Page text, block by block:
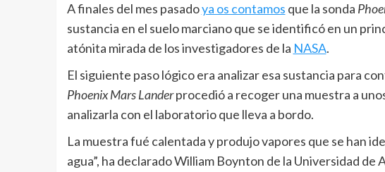
A finales del mes pasadoya os contamos que la sonda
sustancia en el suelo marciano que se identificó en un
atónita mirada de los investigadores de la NASA.
El siguiente paso lógico era analizar esa sustancia para
Phoenix Mars Landerprocedió a recoger una muestra a
analizarla con el laboratorio que lleva a bordo.
La muestra fué calentada y produjo vapores que se han
agua”, ha declarado William Boynton de la Universidad